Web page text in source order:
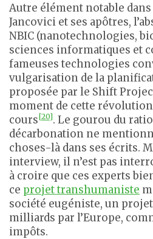
Autre élément notable
Jancovici et ses apôtres,
NBIC (nanotechnologies,
sciences informatiques et
fameuses technologies
vulgarisation de la
proposée par le Shift
moment de cette
cours[20]. Le gourou du
décarbonation ne
choses-là dans ses écrits.
interview, il n’est pas
à croire que ces experts
ce projet transhumaniste
société eugéniste, un
milliards par l’Europe,
impôts.